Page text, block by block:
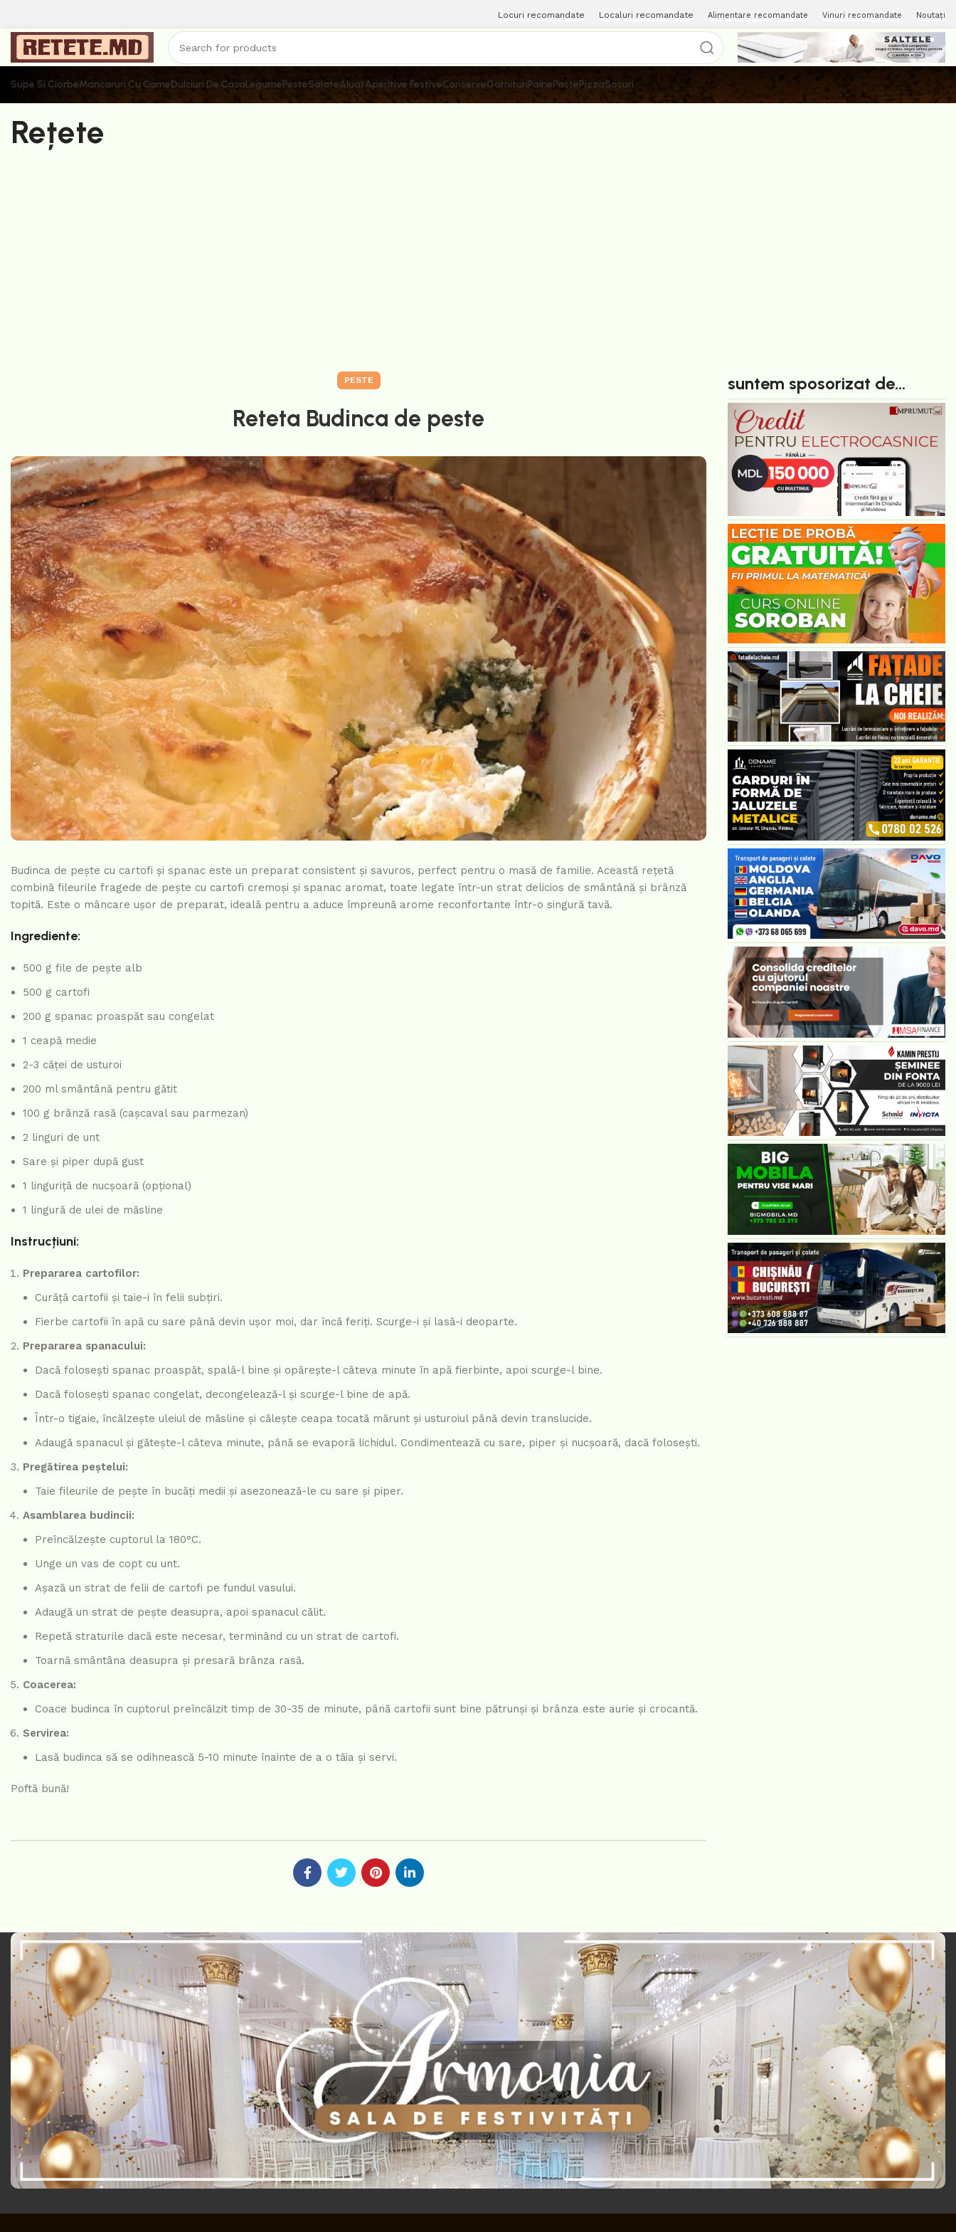
Locuri recomandate Localuri recomandate Alimentare recomandate Vinuri recomandate Noutați
Supe Si CiorbeMancaruri Cu CarneDulciuri De CasaLegumePesteSalateAluatAperitive FestiveConserveGarnituriPainePastePizzaSosuri
Rețete
PESTE
Reteta Budinca de peste
Budinca de pește cu cartofi și spanac este un preparat consistent și savuros, perfect pentru o masă de familie. Această rețetă
combină fileurile fragede de pește cu cartofi cremoși și spanac aromat, toate legate într-un strat delicios de smântână și brânză
topită. Este o mâncare ușor de preparat, ideală pentru a aduce împreună arome reconfortante într-o singură tavă.
Ingrediente:
500 g file de pește alb
500 g cartofi
200 g spanac proaspăt sau congelat
1 ceapă medie
2-3 căței de usturoi
200 ml smântână pentru gătit
100 g brânză rasă (cașcaval sau parmezan)
2 linguri de unt
Sare și piper după gust
1 linguriță de nucșoară (opțional)
1 lingură de ulei de măsline
Instrucțiuni:
Prepararea cartofilor:
Curăță cartofii și taie-i în felii subțiri.
Fierbe cartofii în apă cu sare până devin ușor moi, dar încă feriți. Scurge-i și lasă-i deoparte.
Prepararea spanacului:
Dacă folosești spanac proaspăt, spală-l bine și opărește-l câteva minute în apă fierbinte, apoi scurge-l bine.
Dacă folosești spanac congelat, decongelează-l și scurge-l bine de apă.
Într-o tigaie, încălzește uleiul de măsline și călește ceapa tocată mărunt și usturoiul până devin translucide.
Adaugă spanacul și gătește-l câteva minute, până se evaporă lichidul. Condimentează cu sare, piper și nucșoară, dacă folosești.
Pregătirea peștelui:
Taie fileurile de pește în bucăți medii și asezonează-le cu sare și piper.
Asamblarea budincii:
Preîncălzește cuptorul la 180°C.
Unge un vas de copt cu unt.
Așază un strat de felii de cartofi pe fundul vasului.
Adaugă un strat de pește deasupra, apoi spanacul călit.
Repetă straturile dacă este necesar, terminând cu un strat de cartofi.
Toarnă smântâna deasupra și presară brânza rasă.
Coacerea:
Coace budinca în cuptorul preîncălzit timp de 30-35 de minute, până cartofii sunt bine pătrunși și brânza este aurie și crocantă.
Servirea:
Lasă budinca să se odihnească 5-10 minute înainte de a o tăia și servi.
Poftă bună!
suntem sposorizat de...